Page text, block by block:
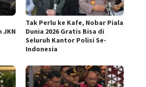
JKN
Tak Perlu ke Kafe, Nobar Piala
Dunia 2026 Gratis Bisa di
Seluruh Kantor Polisi Se-
Indonesia